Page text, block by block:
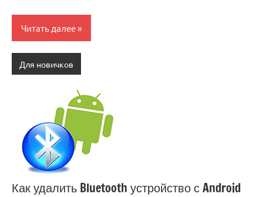
Читать далее
Для новичков
Как удалить Bluetooth устройство с Android